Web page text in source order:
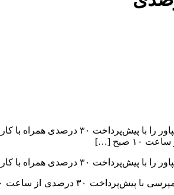
به گزارش مثبت خودرو، بهمن دیزل با مشارکت بانک
با کاربری آغاز می‌کند.